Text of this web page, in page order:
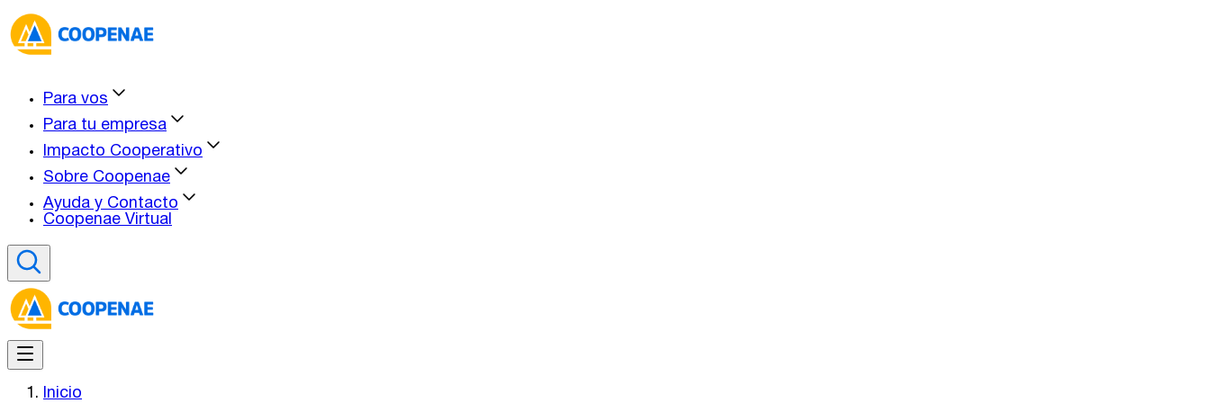
Para vos
Para tu empresa
Impacto Cooperativo
Sobre Coopenae
Ayuda y Contacto
Coopenae Virtual
Inicio